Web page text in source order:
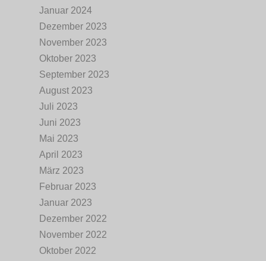
Januar 2024
Dezember 2023
November 2023
Oktober 2023
September 2023
August 2023
Juli 2023
Juni 2023
Mai 2023
April 2023
März 2023
Februar 2023
Januar 2023
Dezember 2022
November 2022
Oktober 2022